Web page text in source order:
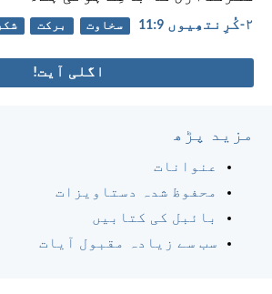
۲-کُرِنتھِیوں 9:‏11 سخاوت برکت
اگلی آیت!
مزید پڑھ
عنوانات
محفوظ شدہ دستاویزات
بائبل کی کتابیں
سب سے زیادہ مقبول آیات